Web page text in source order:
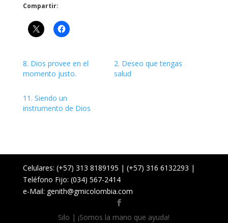
Compartir:
8. Dios provee en el
momento justo.
2. Deseo que tengas
salud
11. Siendo un
instrumento de Dios
Celulares: (+57) 313 8189195 | (+57) 316 6132293 |
Teléfono Fijo: (034) 567-2414
e-Mail: genith@gmicolombia.com
Silo | ¡Somos la mano que ayuda!